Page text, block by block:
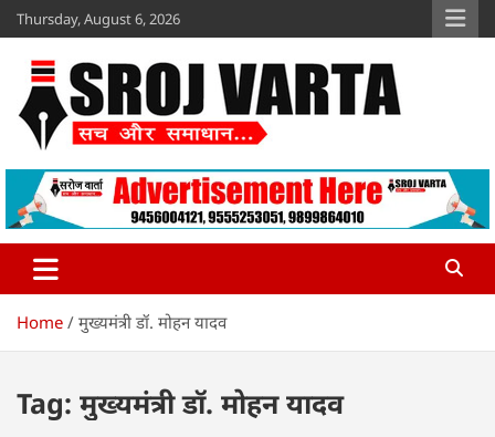
Skip
to
content
Thursday, August 6, 2026
Sroj Varta
www.srojvarta.in
Home मुख्यमंत्री डॉ. मोहन यादव
Tag: मुख्यमंत्री डॉ. मोहन यादव